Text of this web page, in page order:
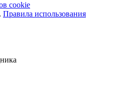
cookie
Правила использования